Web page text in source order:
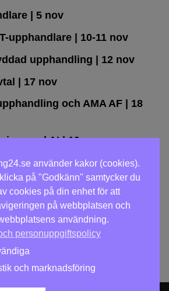
| 5 nov
upphandlare| 10-11 nov
upphandling | 12 nov
| 17 nov
och AMA AF| 18
med AI| 19 nov
effektivt| 25 nov
| 26 nov
| 2-3 dec
utbildningar
använder kakor (cookies).
på "Godkänn" samtycker du
cookies på din enhet för att
på webbplatsen och
användning.
personuppgiftspolicy
marknadsföring
och marknadsföring